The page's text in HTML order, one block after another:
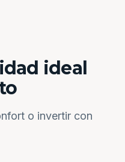
ideal
o invertir con